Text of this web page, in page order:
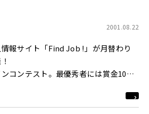
2001.08.22
報サイト「Find Job !」が月替わり
コンテスト。最優秀者には賞金10万